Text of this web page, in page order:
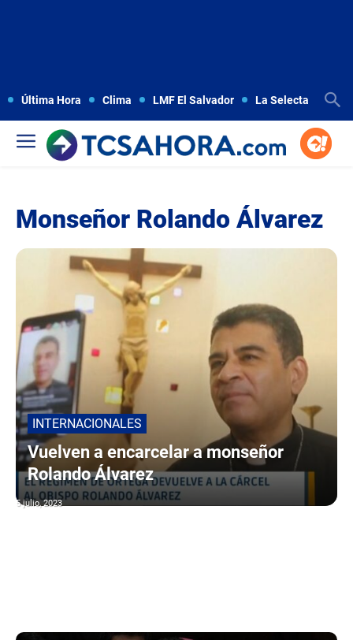
Última Hora Clima LMF El Salvador La Selecta
Monseñor Rolando Álvarez
INTERNACIONALES
Vuelven a encarcelar a monseñor
Rolando Álvarez
5 julio, 2023